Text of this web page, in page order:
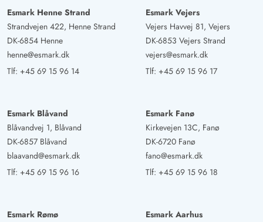
Esmark Henne Strand
Strandvejen 422, Henne Strand
DK-6854 Henne
henne@esmark.dk
Tlf: +45 69 15 96 14
Esmark Vejers
Vejers Havvej 81, Vejers
DK-6853 Vejers Strand
vejers@esmark.dk
Tlf: +45 69 15 96 17
Esmark Blåvand
Blåvandvej 1, Blåvand
DK-6857 Blåvand
blaavand@esmark.dk
Tlf: +45 69 15 96 16
Esmark Fanø
Kirkevejen 13C, Fanø
DK-6720 Fanø
fano@esmark.dk
Tlf: +45 69 15 96 18
Esmark Rømø
Esmark Aarhus